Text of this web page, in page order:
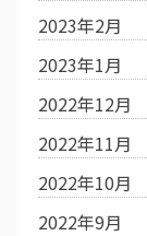
2023年2月
2023年1月
2022年12月
2022年11月
2022年10月
2022年9月